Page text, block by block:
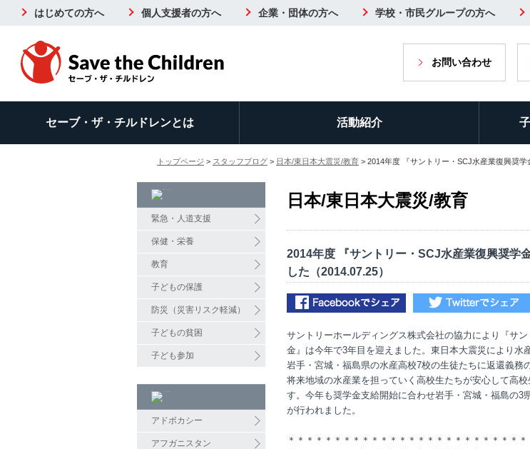
はじめての方へ 個人支援者の方へ 企業・団体の方へ 学校・市民グループの方へ
お問い合わせ
セーブ・ザ・チルドレンとは 活動紹介
トップページ > スタッフブログ > 日本/東日本大震災/教育 > 2014年度 『サントリー・SCJ水産業復興奨学
緊急・人道支援
保健・栄養
教育
子どもの保護
防災（災害リスク軽減）
子どもの貧困
子ども参加
アドボカシー
アフガニスタン
日本/東日本大震災/教育
2014年度 『サントリー・SCJ水産業復興奨学
した（2014.07.25）
サントリーホールディングス株式会社の協力により『サ
金』は今年で3年目を迎えました。東日本大震災により水
岩手・宮城・福島県の水産高校7校の生徒たちに返還義務
将来地域の水産業を担っていく高校生たちが安心して高
す。今年も奨学金支給開始に合わせ岩手・宮城・福島の3
が行われました。
＊＊＊＊＊＊＊＊＊＊＊＊＊＊＊＊＊＊＊＊＊＊＊＊＊